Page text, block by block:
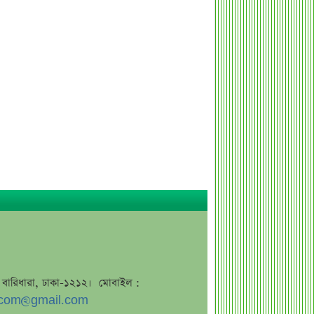
কর্মকর্তার অভিযোগে তোলপাড়,
এনসিপি নেতার
জাতির উদ্দেশে যা বললেন ড. ইউনূস
৪ দিনের আবহাওয়া নিয়ে বড়
ঢাকা-১২১২। মোবাইল :